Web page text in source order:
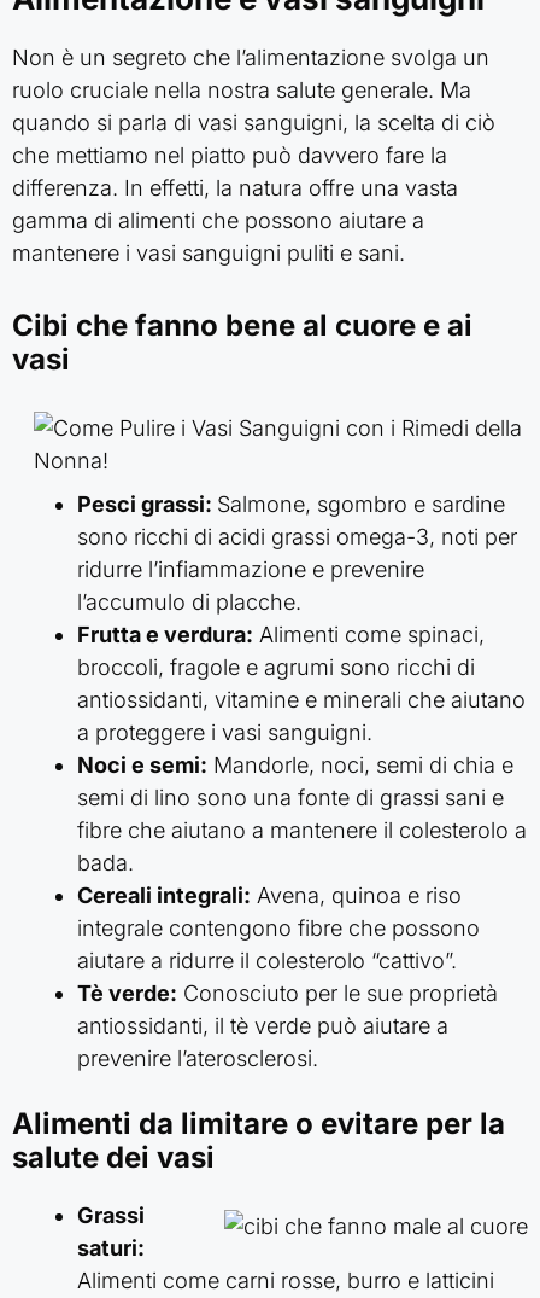
Non è un segreto che l’alimentazione svolga un
ruolo cruciale nella nostra salute generale. Ma
quando si parla di vasi sanguigni, la scelta di ciò
che mettiamo nel piatto può davvero fare la
differenza. In effetti, la natura offre una vasta
gamma di alimenti che possono aiutare a
mantenere i vasi sanguigni puliti e sani.
Cibi che fanno bene al cuore e ai
vasi
Pesci grassi: Salmone, sgombro e sardine
sono ricchi di acidi grassi omega-3, noti per
ridurre l’infiammazione e prevenire
l’accumulo di placche.
Frutta e verdura: Alimenti come spinaci,
broccoli, fragole e agrumi sono ricchi di
antiossidanti, vitamine e minerali che aiutano
a proteggere i vasi sanguigni.
Noci e semi: Mandorle, noci, semi di chia e
semi di lino sono una fonte di grassi sani e
fibre che aiutano a mantenere il colesterolo a
bada.
Cereali integrali: Avena, quinoa e riso
integrale contengono fibre che possono
aiutare a ridurre il colesterolo “cattivo”.
Tè verde: Conosciuto per le sue proprietà
antiossidanti, il tè verde può aiutare a
prevenire l’aterosclerosi.
Alimenti da limitare o evitare per la
salute dei vasi
Grassi
saturi:
Alimenti come carni rosse, burro e latticini